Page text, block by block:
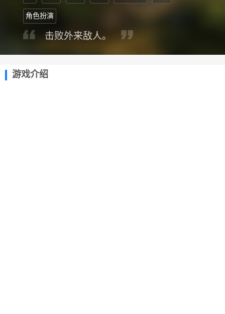
角色扮演
击败外来敌人。
游戏介绍